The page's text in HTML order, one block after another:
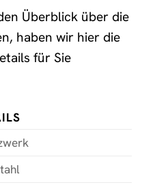
Überblick über die
haben wir hier die
für Sie